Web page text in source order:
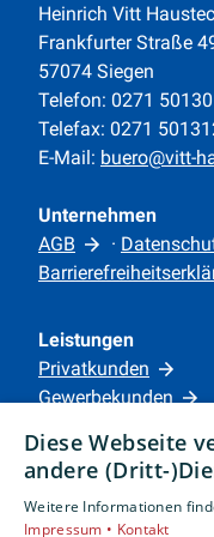
Heinrich Vitt
Frankfurter Straße
57074 Siegen
Telefon: 0271 50130
Telefax: 0271
E-Mail: buero@vitt-
Unternehmen
AGB
·
Leistungen
Privatkunden
Gewerbekunden
Unternehmen
Standorte
Diese Webseite
andere (Dritt-
Weitere Informationen
Impressum • Kontakt